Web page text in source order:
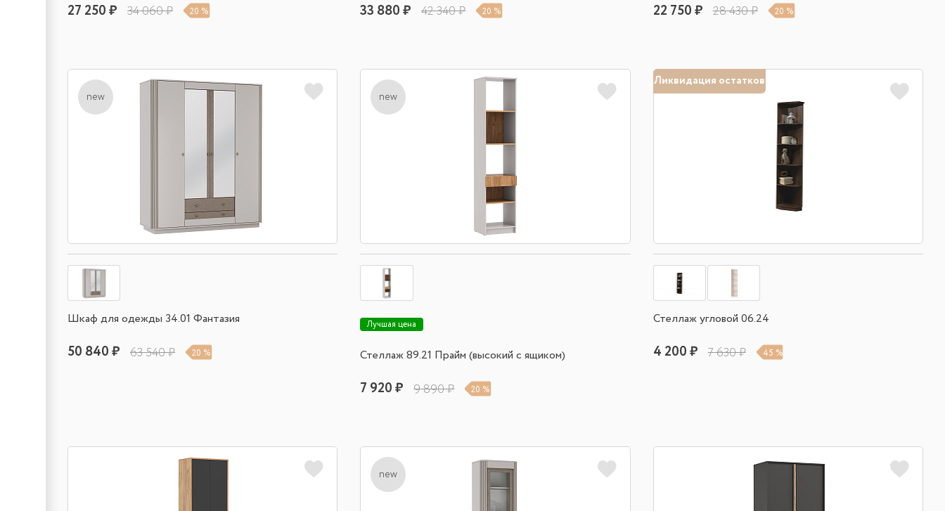
27 250 ₽ 34 060 ₽ 20 % 33 880 ₽ 42 340 ₽ 20 % 22 750 ₽ 28 430 ₽ 20 %
new
Шкаф для одежды 34.01 Фантазия
50 840 ₽ 63 540 ₽ 20 %
new
Лучшая цена
Стеллаж 89.21 Прайм (высокий с ящиком)
7 920 ₽ 9 890 ₽ 20 %
Ликвидация остатков
Стеллаж угловой 06.24
4 200 ₽ 7 630 ₽ 45 %
new